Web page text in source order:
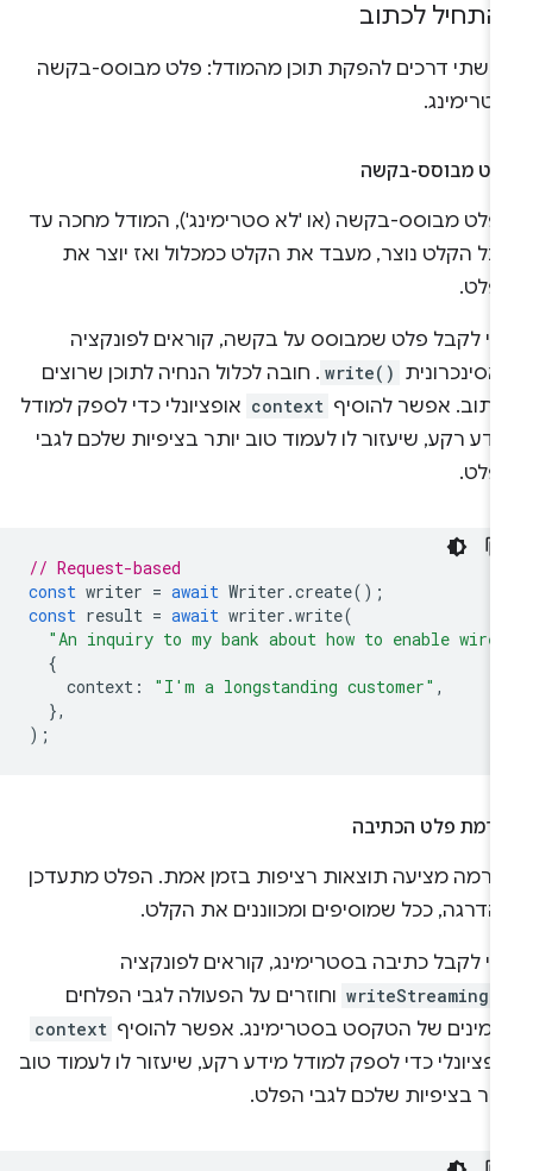
לכתוב
שתי דרכים להפקת תוכן מהמודל: פלט מבוסס-בקשה
מבוסס-בקשה
מבוסס-בקשה (או 'לא סטרימינג'), המודל מחכה עד
הקלט נוצר, מעבד את הקלט כמכלול ואז יוצר את
לקבל פלט שמבוסס על בקשה, קוראים לפונקציה
write() . חובה לכלול הנחיה לתוכן שרוצים
אפשר להוסיף context אופציונלי כדי לספק למודל
רקע, שיעזור לו לעמוד טוב יותר בציפיות שלכם לגבי
// Request-based
const writer = await Writer.create
const result = await writer.write
"An inquiry to my bank about how to enable
context : "I'm a longstanding customer"
פלט הכתיבה
מציעה תוצאות רציפות בזמן אמת. הפלט מתעדכן
ככל שמוסיפים ומכווננים את הקלט.
לקבל כתיבה בסטרימינג, קוראים לפונקציה
וחוזרים על הפעולה לגבי הפלחים
של הטקסט בסטרימינג. אפשר להוסיף context
כדי לספק למודל מידע רקע, שיעזור לו לעמוד טוב
בציפיות שלכם לגבי הפלט.